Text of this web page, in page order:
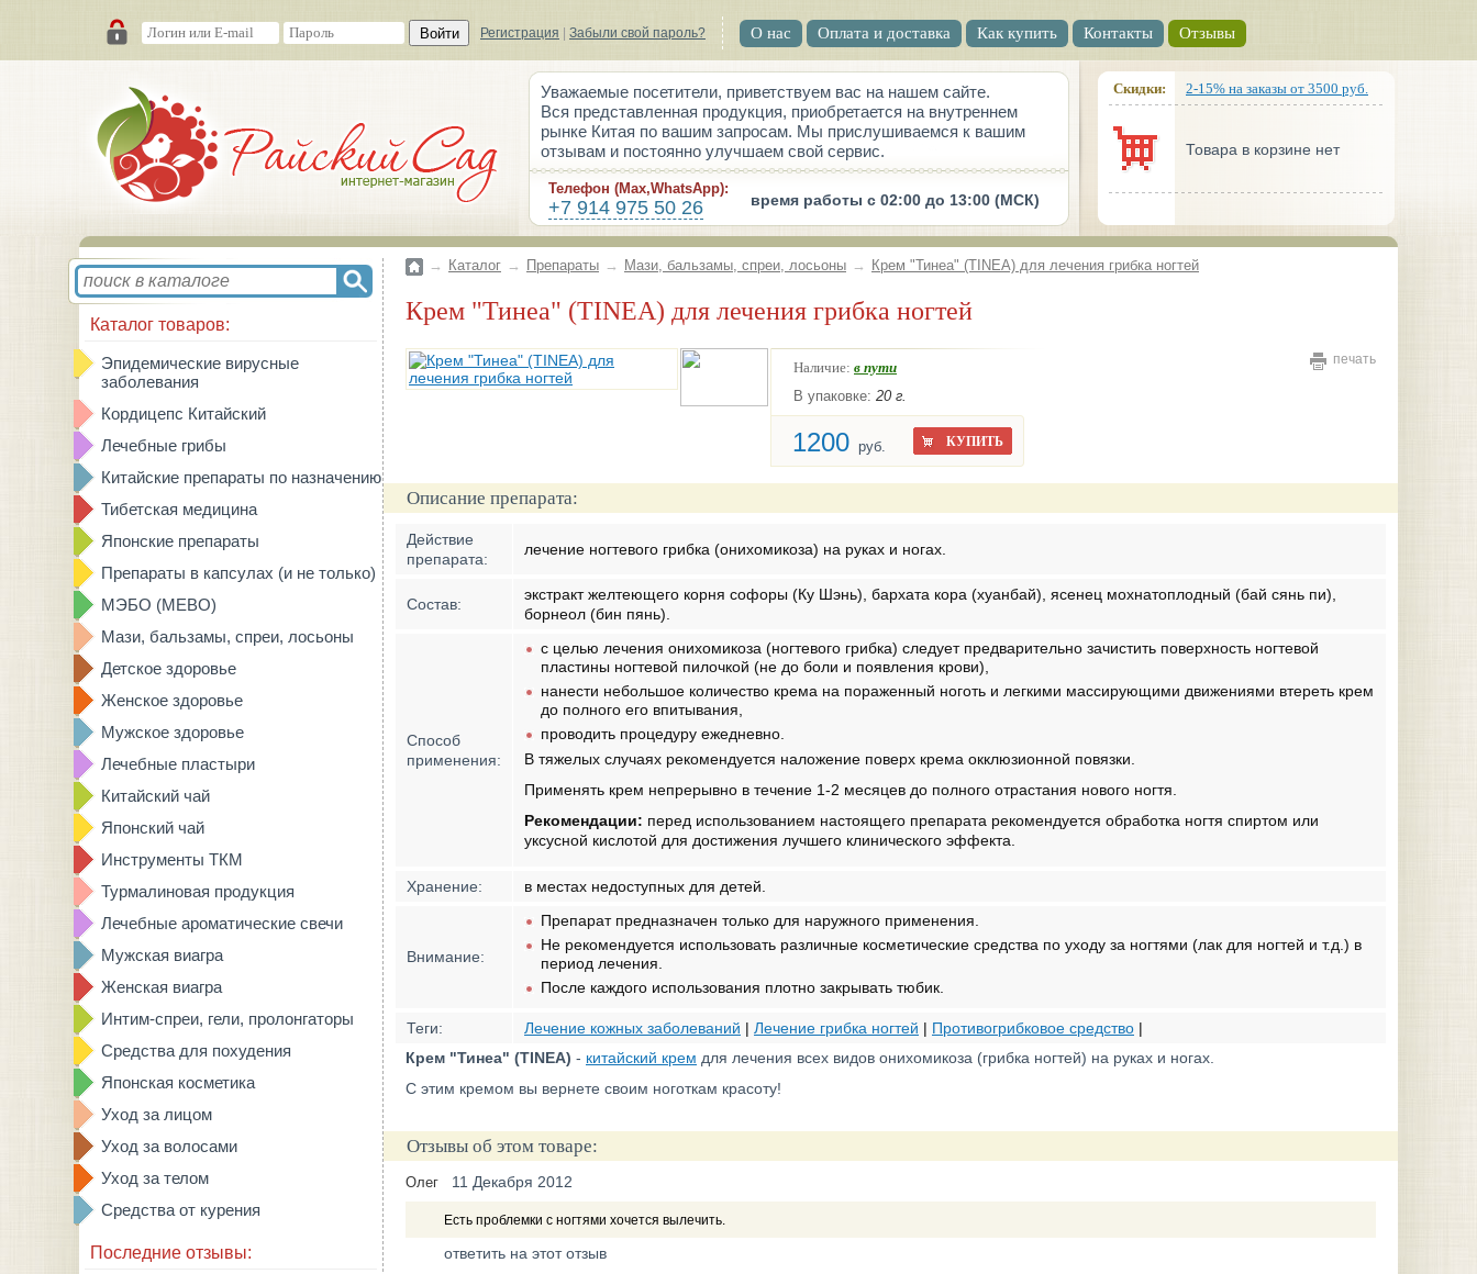
Войти Регистрация Забыли свой пароль? О нас Оплата и доставка Как купить Контакты Отзывы
Уважаемые посетители, приветствуем вас на нашем сайте.
Вся представленная продукция, приобретается на внутреннем
рынке Китая по вашим запросам. Мы прислушиваемся к вашим
отзывам и постоянно улучшаем свой сервис.
Телефон (Max,WhatsApp):
+7 914 975 50 26 время работы с 02:00 до 13:00 (МСК)
Скидки: 2-15% на заказы от 3500 руб.
Товара в корзине нет
Каталог товаров:
Эпидемические вирусные
заболевания
Кордицепс Китайский
Лечебные грибы
Китайские препараты по назначению
Тибетская медицина
Японские препараты
Препараты в капсулах (и не только)
МЭБО (MEBO)
Мази, бальзамы, спреи, лосьоны
Детское здоровье
Женское здоровье
Мужское здоровье
Лечебные пластыри
Китайский чай
Японский чай
Инструменты ТКМ
Турмалиновая продукция
Лечебные ароматические свечи
Мужская виагра
Женская виагра
Интим-спреи, гели, пролонгаторы
Средства для похудения
Японская косметика
Уход за лицом
Уход за волосами
Уход за телом
Средства от курения
Последние отзывы:
→ Каталог → Препараты → Мази, бальзамы, спреи, лосьоны → Крем "Тинеа" (TINEA) для лечения грибка ногтей
Крем "Тинеа" (TINEA) для лечения грибка ногтей
печать
Наличие: в пути
В упаковке: 20 г.
1200 руб. КУПИТЬ
Описание препарата:
Действие
препарата:
лечение ногтевого грибка (онихомикоза) на руках и ногах.
Состав:
экстракт желтеющего корня софоры (Ку Шэнь), бархата кора (хуанбай), ясенец мохнатоплодный (бай сянь пи),
борнеол (бин пянь).
Способ
применения:
с целью лечения онихомикоза (ногтевого грибка) следует предварительно зачистить поверхность ногтевой
пластины ногтевой пилочкой (не до боли и появления крови),
нанести небольшое количество крема на пораженный ноготь и легкими массирующими движениями втереть крем
до полного его впитывания,
проводить процедуру ежедневно.
В тяжелых случаях рекомендуется наложение поверх крема окклюзионной повязки.
Применять крем непрерывно в течение 1-2 месяцев до полного отрастания нового ногтя.
Рекомендации: перед использованием настоящего препарата рекомендуется обработка ногтя спиртом или
уксусной кислотой для достижения лучшего клинического эффекта.
Хранение: в местах недоступных для детей.
Внимание:
Препарат предназначен только для наружного применения.
Не рекомендуется использовать различные косметические средства по уходу за ногтями (лак для ногтей и т.д.) в
период лечения.
После каждого использования плотно закрывать тюбик.
Теги: Лечение кожных заболеваний | Лечение грибка ногтей | Противогрибковое средство |
Крем "Тинеа" (TINEA) - китайский крем для лечения всех видов онихомикоза (грибка ногтей) на руках и ногах.
С этим кремом вы вернете своим ноготкам красоту!
Отзывы об этом товаре:
Олег 11 Декабря 2012
Есть проблемки с ногтями хочется вылечить.
ответить на этот отзыв